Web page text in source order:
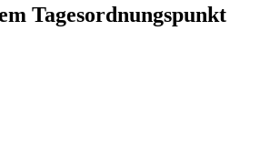
Tagesordnungspunkt